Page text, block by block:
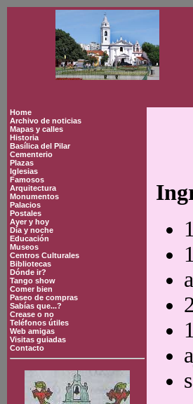
Home
Archivo de noticias
Mapas y calles
Historia
Basílica del Pilar
Cementerio
Plazas
Iglesias
Famosos
Arquitectura
Monumentos
Palacios
Postales
Ayer y hoy
Día y noche
Educación
Museos
Centros Culturales
Bibliotecas
Dónde ir?
Tango show
Comer bien
Paseo de compras
Sabías que...?
Crease o no
Teléfonos útiles
Web amigas
Visitas guiadas
Contacto